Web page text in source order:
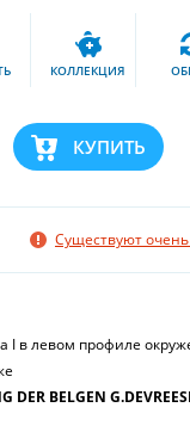
КОЛЛЕКЦИЯ
КУПИТЬ
Существуют
I в левом профиле
DER BELGEN